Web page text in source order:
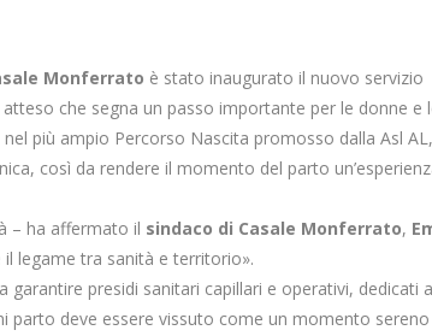
Monferrato è stato inaugurato il nuovo servizio
che segna un passo importante per le donne e
più ampio Percorso Nascita promosso dalla Asl
così da rendere il momento del parto
– ha affermato il sindaco di Casale Monferrato,
legame tra sanità e territorio».
garantire presidi sanitari capillari e operativi, dedicati
parto deve essere vissuto come un momento